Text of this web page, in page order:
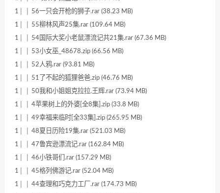
1│ │ 56一只会开枪的狮子.rar (38.23 MB)
1│ │ 55柳林风声25集.rar (109.64 MB)
1│ │ 54国际大奖小老鼠漂流记共21集.rar (67.36 MB)
1│ │ 53小女巫_48678.zip (66.56 MB)
1│ │ 52人鸦.rar (93.81 MB)
1│ │ 51了不起的狐狸爸爸.zip (46.76 MB)
1│ │ 50我和小姐姐克拉拉.王辉.rar (73.94 MB)
1│ │ 4苹果树上的外婆[全8集].zip (33.8 MB)
1│ │ 49幸福来临时[全33集].zip (265.95 MB)
1│ │ 48夏日历险19集.rar (521.03 MB)
1│ │ 47鲁宾逊漂流记.rar (162.84 MB)
1│ │ 46小铁哥们.rar (157.29 MB)
1│ │ 45格列佛游记.rar (52.04 MB)
1│ │ 44查理和巧克力工厂.rar (174.73 MB)